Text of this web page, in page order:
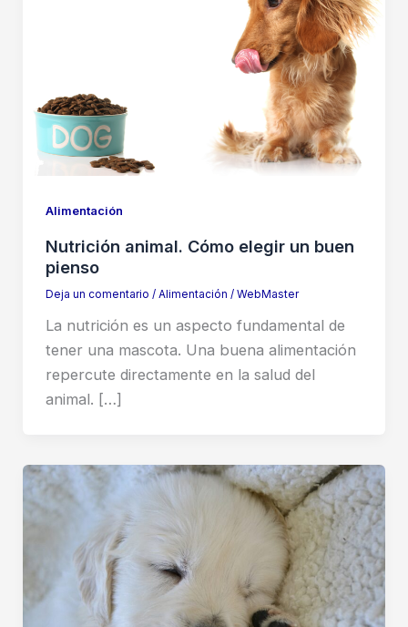
Alimentación
Nutrición animal. Cómo elegir un buen
pienso
Deja un comentario / Alimentación / WebMaster
La nutrición es un aspecto fundamental de
tener una mascota. Una buena alimentación
repercute directamente en la salud del
animal. […]